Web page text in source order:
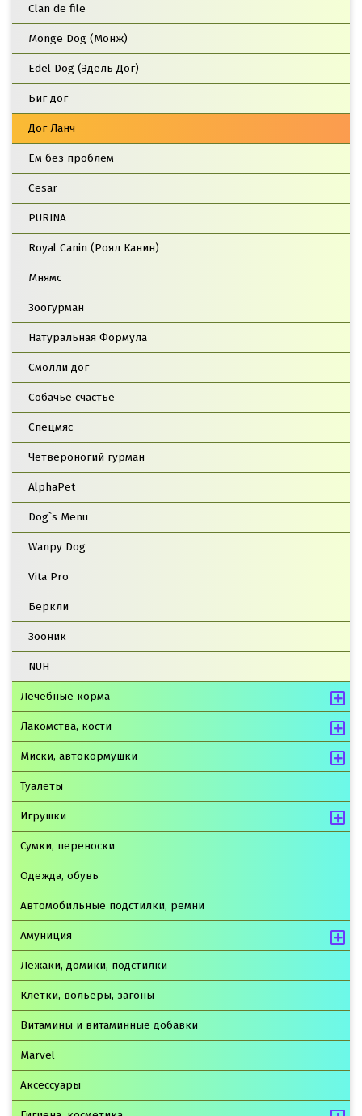
Clan de file
Monge Dog (Монж)
Edel Dog (Эдель Дог)
Биг дог
Дог Ланч
Ем без проблем
Cesar
PURINA
Royal Canin (Роял Канин)
Мнямс
Зоогурман
Натуральная Формула
Смолли дог
Собачье счастье
Спецмяс
Четвероногий гурман
AlphaPet
Dog`s Menu
Wanpy Dog
Vita Pro
Беркли
Зооник
NUH
Лечебные корма
Лакомства, кости
Миски, автокормушки
Туалеты
Игрушки
Сумки, переноски
Одежда, обувь
Автомобильные подстилки, ремни
Амуниция
Лежаки, домики, подстилки
Клетки, вольеры, загоны
Витамины и витаминные добавки
Marvel
Аксессуары